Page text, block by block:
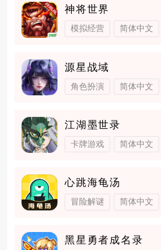
神将世界
模拟经营 简体中文
源星战域
角色扮演 简体中文
江湖墨世录
卡牌游戏 简体中文
心跳海龟汤
冒险解谜 简体中文
黑星勇者成名录